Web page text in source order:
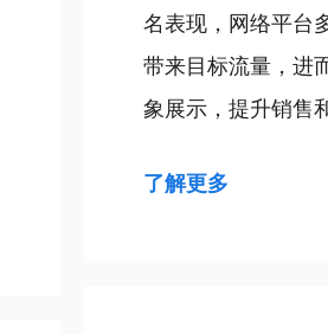
名表现，网络平台
带来目标流量，进
象展示，提升销售
了解更多